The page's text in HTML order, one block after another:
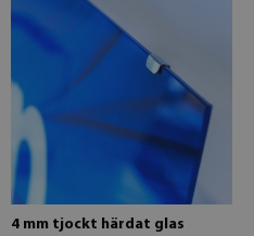
4 mm tjockt härdat glas